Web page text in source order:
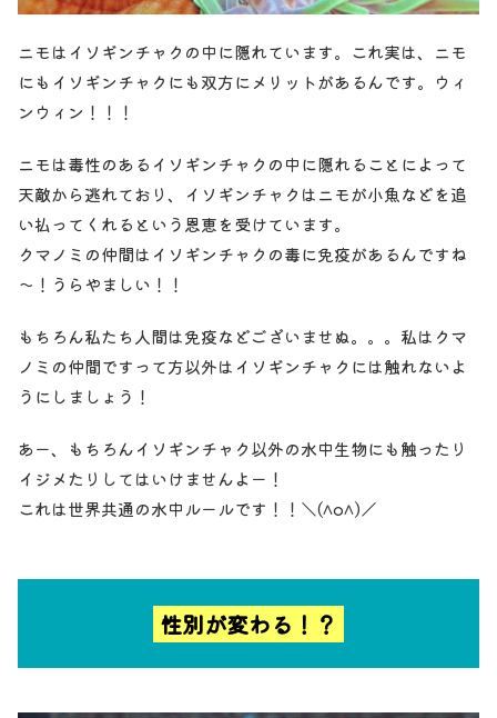
ニモはイソギンチャクの中に隠れています。これ実は、ニモ
にもイソギンチャクにも双方にメリットがあるんです。ウィ
ンウィン！！！
ニモは毒性のあるイソギンチャクの中に隠れることによって
天敵から逃れており、イソギンチャクはニモが小魚などを追
い払ってくれるという恩恵を受けています。
クマノミの仲間はイソギンチャクの毒に免疫があるんですね
～！うらやましい！！
もちろん私たち人間は免疫などございませぬ。。。私はクマ
ノミの仲間ですって方以外はイソギンチャクには触れないよ
うにしましょう！
あー、もちろんイソギンチャク以外の水中生物にも触ったり
イジメたりしてはいけませんよー！
これは世界共通の水中ルールです！！＼(^o^)／
性別が変わる！？